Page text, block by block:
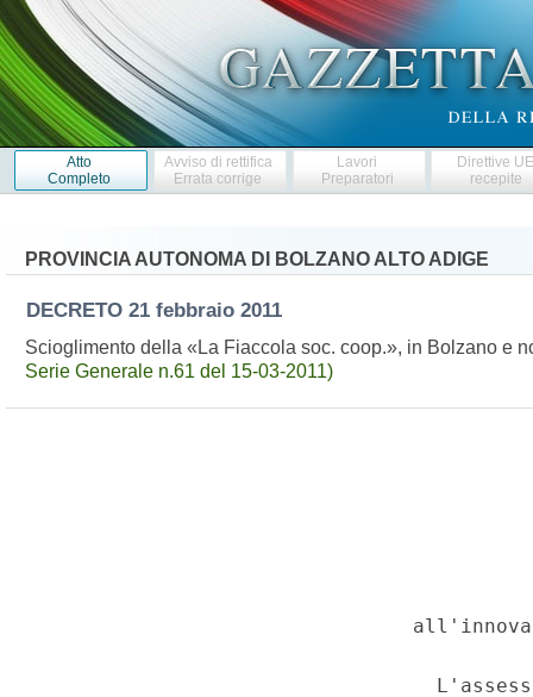
Atto
Completo
Avviso di rettifica
Errata corrige
Lavori
Preparatori
Direttive
recepite
PROVINCIA AUTONOMA DI BOLZANO ALTO ADIGE
DECRETO 21 febbraio 2011
Scioglimento della «La Fiaccola soc. coop.», in Bolzano e
Serie Generale n.61 del 15-03-2011)